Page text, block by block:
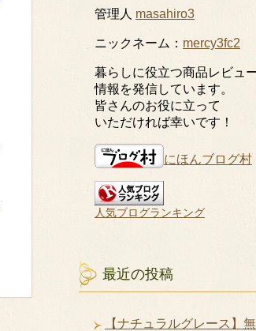
管理人 masahiro3
ニックネーム： mercy3fc2
暮らしに役立つ商品レビュ
情報を発信しています。
皆さんのお役に立って
いただければ幸いです！
にほんブログ村
人気ブログランキング
最近の投稿
【ナチュラルグレース】